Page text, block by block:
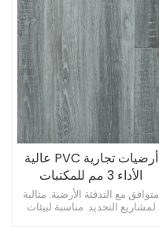
أرضيات تجارية PVC عالية
الأداء 3 مم للمكتبات
متوافق مع التدفئة الأرضية. مثالية
لمشاريع التجديد. مناسبة لبيئات